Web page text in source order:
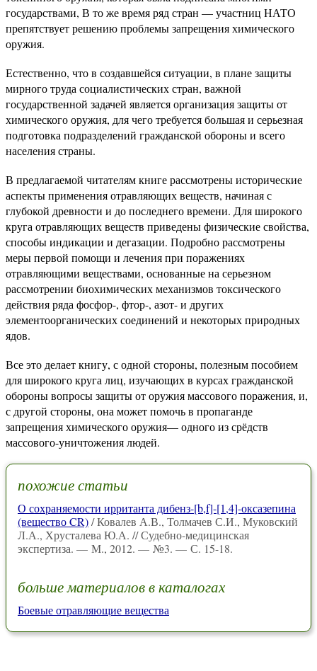
государствами, В то же время ряд стран — участниц НАТО
препятствует решению проблемы запрещения химического
оружия.
Естественно, что в создавшейся ситуации, в плане защиты
мирного труда социалистических стран, важной
государственной задачей является организация защиты от
химического оружия, для чего требуется большая и серьезная
подготовка подразделений гражданской обороны и всего
населения страны.
В предлагаемой читателям книге рассмотрены исторические
аспекты применения отравляющих веществ, начиная с
глубокой древности и до последнего времени. Для широкого
круга отравляющих веществ приведены физические свойства,
способы индикации и дегазации. Подробно рассмотрены
меры первой помощи и лечения при поражениях
отравляющими веществами, основанные на серьезном
рассмотрении биохимических механизмов токсического
действия ряда фосфор-, фтор-, азот- и других
элементоорганических соединений и некоторых природных
ядов.
Все это делает книгу, с одной стороны, полезным пособием
для широкого круга лиц, изучающих в курсах гражданской
обороны вопросы защиты от оружия массового поражения, и,
с другой стороны, она может помочь в пропаганде
запрещения химического оружия— одного из срёдств
массового-уничтожения людей.
похожие статьи
О сохраняемости ирританта дибенз-[b,f]-[1,4]-оксазепина
(вещество CR)/ Ковалев А.В., Толмачев С.И., Муковский
Л.А., Хрусталева Ю.А. // Судебно-медицинская
экспертиза. — М., 2012. — №3. — С. 15-18.
больше материалов в каталогах
Боевые отравляющие вещества